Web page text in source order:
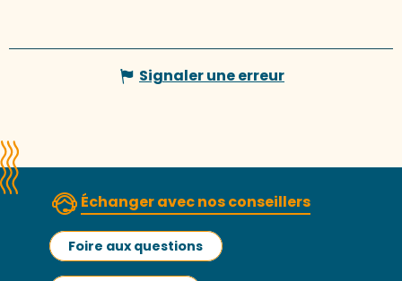
Signaler une erreur
Échanger avec nos conseillers
Foire aux questions